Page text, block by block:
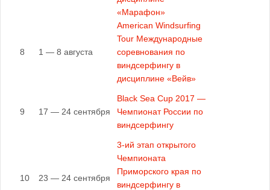
«Марафон»
8 1 — 8 августа
American Windsurfing
Tour Международные
соревнования по
виндсерфингу в
дисциплине «Вейв»
9 17 — 24 сентября
Black Sea Cup 2017 —
Чемпионат России по
виндсерфингу
10 23 — 24 сентября
3-ий этап открытого
Чемпионата
Приморского края по
виндсерфингу в